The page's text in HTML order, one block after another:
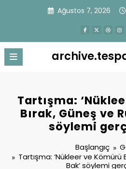
Ağustos 7, 2026
Tartışma:
Bırak, Güneş ve
söylemi
Başlangıç
Tartışma: ‘Nükleer ve Kömürü
Bak’ söylemi